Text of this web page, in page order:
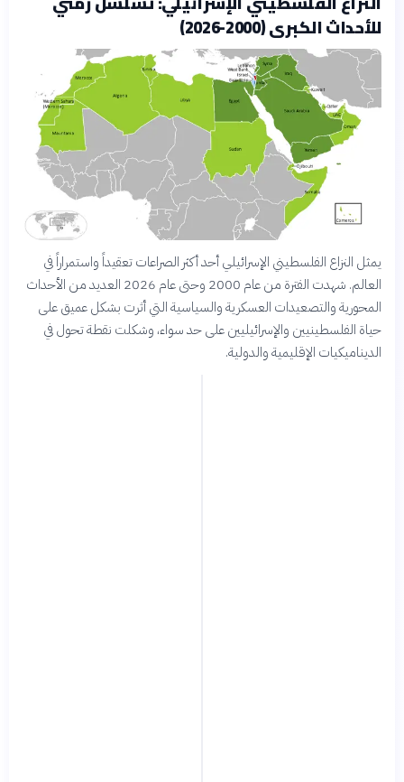
للأحداث الكبرى (2000-2026)
يمثل النزاع الفلسطيني الإسرائيلي أحد أكثر الصراعات تعقيداً واستمراراً في
العالم. شهدت الفترة من عام 2000 وحتى عام 2026 العديد من الأحداث
المحورية والتصعيدات العسكرية والسياسية التي أثرت بشكل عميق على
حياة الفلسطينيين والإسرائيليين على حد سواء، وشكلت نقطة تحول في
الديناميكيات الإقليمية والدولية.